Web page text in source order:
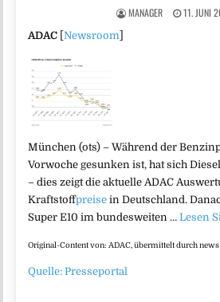
MANAGER 11. JUNI
ADAC [Newsroom
München (ots) – Während der
Vorwoche gesunken ist, hat sich
– dies zeigt die aktuelle ADAC
Kraftstoffpreise in Deutschland.
Super E10 im bundesweiten …Lesen
Original-Content von: ADAC, übermittelt durch
Quelle: Presseportal